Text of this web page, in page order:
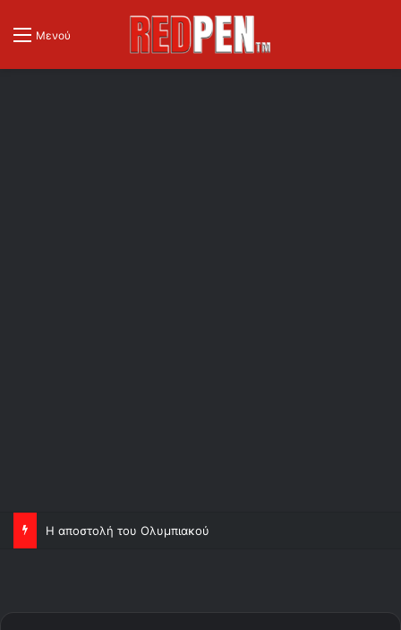
Μενού
Η αποστολή του Ολυμπιακού